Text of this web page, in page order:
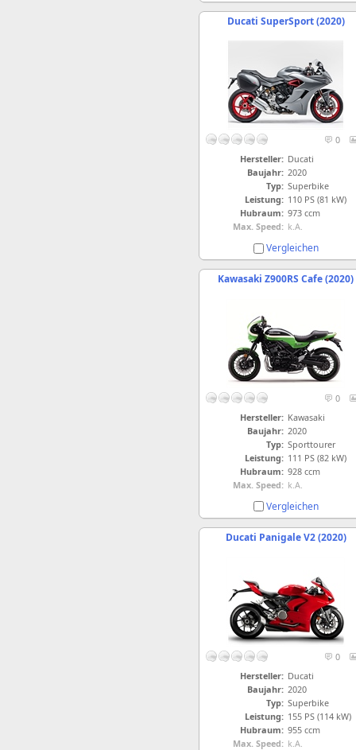
Ducati SuperSport (2020)
0
Hersteller: Ducati
Baujahr: 2020
Typ: Superbike
Leistung: 110 PS (81 kW)
Hubraum: 973 ccm
Max. Speed: k.A.
Vergleichen
Kawasaki Z900RS Cafe (2020)
0
Hersteller: Kawasaki
Baujahr: 2020
Typ: Sporttourer
Leistung: 111 PS (82 kW)
Hubraum: 928 ccm
Max. Speed: k.A.
Vergleichen
Ducati Panigale V2 (2020)
0
Hersteller: Ducati
Baujahr: 2020
Typ: Superbike
Leistung: 155 PS (114 kW)
Hubraum: 955 ccm
Max. Speed: k.A.